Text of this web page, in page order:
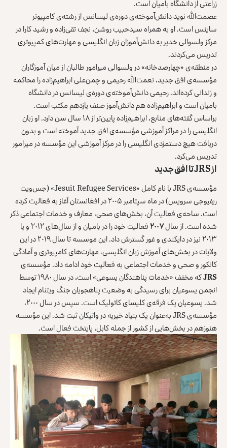
زراعتی از دانشگاه بامیان است.
عصمت‌الله نوید دانش‌آموخته‌ی دوره‌ی لیسانس از رشته‌ی کامپیوتر
ساینس است. او به همراه سیدحبیب روشن، نجف تقی‌زاده و رشید کارا در
مرکز ولسوالی خدیر به دانش‌آموزان زبان انگلیسی و مهارت‌های کمپیوتری
تدریس می‌کردند.
در منطقه‌ی «چهارصدخانه» در ولسوالی میرامور طالبان از میان آموزگاران
مؤسسه‌ی افق جدید، نعمت‌الله رحیمی و چمن‌علی ابراهیم‌زاده را محاکمه
و زندانی کرده‌اند. رحیمی دانش‌آموخته‌ی دوره‌ی لیسانس در دانشگاه
بامیان است و ابراهیم‌زاده هم دانش‌آموز صنف یازدهم مکتب است.
براساس گفته‌های منابع، ابراهیم‌زاده پایین‌تر از ۱۸ سال سن دارد. او زبان
انگلیسی را در مراکز آموزشی مؤسسه‌ی افق جدید آموخته است و بدون
دریافت هیچ دستمزدی انگلیسی را در مرکز آموزشی این مؤسسه در میرامور
تدریس می‌کرد.
ازJRSتا افق جدید
مؤسسه‌ی JRS با نام کامل «Jesuit Refugee Services» (جس‌ویت
ریفیوجی سرویس) در ماه سپتامبر ۲۰۰۵ در افغانستان آغاز به فعالیت کرده
است. ساحه‌ی فعالیت آن، بخش‌های صحی، معارف و خدمات اجتماعی ذکر
شده است. از سال۲۰۰۷
فعالیت خود را در بامیان و از سال‌های ۲۰۱۲ و یا
۲۰۱۳ نیز در دایکندی و غور گسترش داد. این موسسه تا سال ۲۰۱۹ در این
ولایات در بخش‌های آموزش زبان انگلیسی، مهارت‌های کامپیوتری و آمادگی
کانکور و صحی و خدمات اجتماعی به فعالیت خود ادامه داد. مؤسسه‌ی
JRS
که مخفف «خدمات پناهندگان یسوعی» است، در سال ۱۹۸۰ توسط
انجمن یسوعیان برای رسیدگی به وضعیت پناهجویان جنگ ویتنام ایجاد
شد. یسوعیان یک فرقه‌ی کلیسای کاتولیک است. سپس در سال ۲۰۰۰،
مؤسسه‌ی JRS به‌عنوان یک بنیاد خیریه در واتیکان ثبت شد. این مؤسسه
هنوزهم در بخش‌هایی از کشور از جمله کابل، پایتخت فعال است.